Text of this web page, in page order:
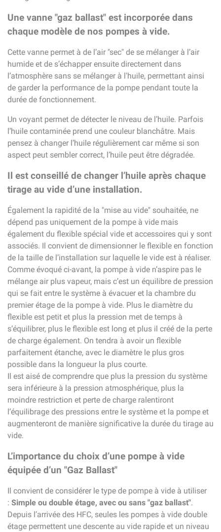
Une vanne "gaz ballast" est incorporée dans
chaque modèle de nos pompes à vide.
Cette vanne permet à de l’air "sec" de se mélanger à l’air
humide et de s’échapper ensuite directement dans
l’atmosphère sans se mélanger à l'huile, permettant ainsi
de garder la performance de la pompe pendant toute la
durée de fonctionnement.
Un voyant permet de détecter le niveau de l’huile. Parfois
l’huile contaminée prend une couleur blanchâtre. Mais
pensez à changer l’huile régulièrement car même si son
aspect peut sembler correct, l’huile peut être dégradée.
Il est conseillé de changer l’huile après chaque
tirage au vide d’une installation.
Également la rapidité de la "mise au vide" souhaitée, ne
dépend pas uniquement de la pompe à vide mais
également du flexible spécial vide et accessoires qui y sont
associés. Il convient de dimensionner le flexible en fonction
de la taille de l’installation sur laquelle le vide est à réaliser.
Comme évoqué ci-avant, la pompe à vide n’aspire pas le
mélange air plus vapeur, mais c’est un équilibre de pression
qui se fait entre le système à évacuer et la chambre du
premier étage de la pompe à vide. Plus le diamètre du
flexible est petit et plus la pression met de temps à
s’équilibrer, plus le flexible est long et plus il créé de la perte
de charge également. On tendra à avoir un flexible
parfaitement étanche, avec le diamètre le plus gros
possible dans la longueur la plus courte.
Il est aisé de comprendre que plus la pression du système
sera inférieure à la pression atmosphérique, plus la
moindre restriction et perte de charge ralentiront
l’équilibrage des pressions entre le système et la pompe et
augmenteront de manière significative la durée du tirage au
vide.
L’importance du choix d’une pompe à vide
équipée d’un "Gaz Ballast"
Il convient de considérer le type de pompe à vide à utiliser
: Simple ou double étage, avec ou sans "gaz ballast".
Depuis l’arrivée des HFC, seules les pompes à vide double
étage permettent une descente au vide rapide et un niveau